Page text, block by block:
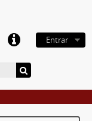
Entrar